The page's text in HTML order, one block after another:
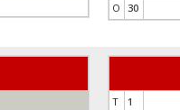
O 30
T
1